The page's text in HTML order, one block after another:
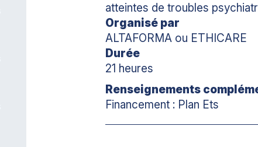
atteintes de troubles
Organisé par
ALTAFORMA ou ETHICARE
Durée
21 heures
Renseignements
Financement : Plan Ets